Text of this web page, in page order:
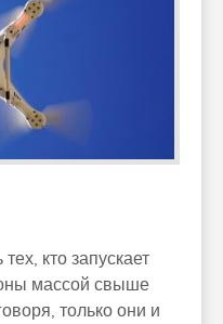
кто запускает
массой свыше
только они и